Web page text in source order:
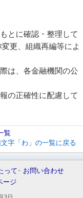
とに確認・整理して
更、組織再編等によ
は、各金融機関の公
の正確性に配慮して
覧
字「わ」の一覧に戻る
って
お問い合わせ
ージ